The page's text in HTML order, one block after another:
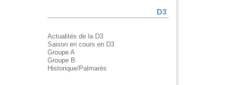
D3
Actualités de la D3
Saison en cours en D3
Groupe A
Groupe B
Historique/Palmarès